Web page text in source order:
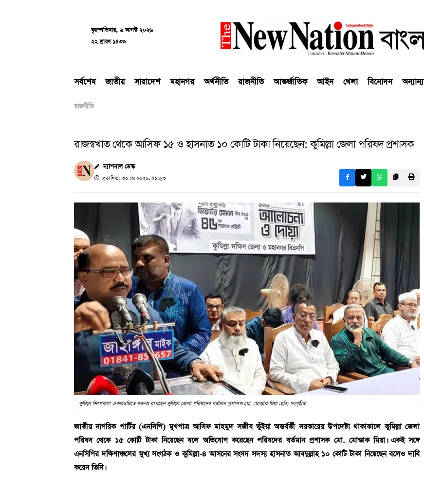
বৃহস্পতিবার, ৬ আগস্ট ২০২৬
২২ শ্রাবণ ১৪৩৩
সর্বশেষ জাতীয় সারাদেশ মহানগর অর্থনীতি রাজনীতি আন্তর্জাতিক আইন খেলা বিনোদন অন্যান্য
রাজনীতি
রাজস্বখাত থেকে আসিফ ১৫ ও হাসনাত ১০ কোটি টাকা নিয়েছেন: কুমিল্লা জেলা পরিষদ প্রশাসক
ন্যাশনাল ডেস্ক
প্রকাশিত: ৩০ মে ২০২৬, ২১:৫৩
কুমিল্লা শিল্পকলা একাডেমিতে বক্তব্য রাখছেন কুমিল্লা জেলা পরিষদের বর্তমান প্রশাসক মো. মোস্তাক মিয়া। ছবি: সংগৃহীত
জাতীয় নাগরিক পার্টির (এনসিপি) মুখপাত্র আসিফ মাহমুদ সজীব ভুঁইয়া অন্তর্বর্তী সরকারের উপদেষ্টা থাকাকালে কুমিল্লা জেলা
পরিষদ থেকে ১৫ কোটি টাকা নিয়েছেন বলে অভিযোগ করেছেন পরিষদের বর্তমান প্রশাসক মো. মোস্তাক মিয়া। একই সঙ্গে
এনসিপির দক্ষিণাঞ্চলের মুখ্য সংগঠক ও কুমিল্লা-৪ আসনের সংসদ সদস্য হাসনাত আবদুল্লাহ ১০ কোটি টাকা নিয়েছেন বলেও দাবি
করেন তিনি।